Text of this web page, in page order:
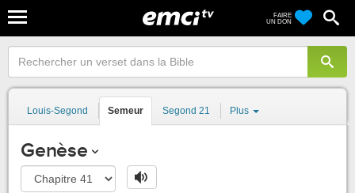
FAIRE
UN DON
Louis-Segond Semeur Segond 21 Plus
Genèse